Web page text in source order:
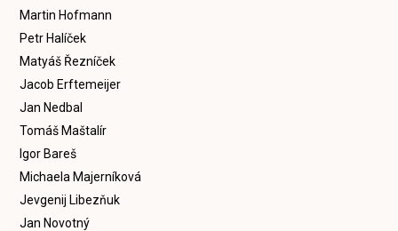
Martin Hofmann
Petr Halíček
Matyáš Řezníček
Jacob Erftemeijer
Jan Nedbal
Tomáš Maštalír
Igor Bareš
Michaela Majerníková
Jevgenij Libezňuk
Jan Novotný